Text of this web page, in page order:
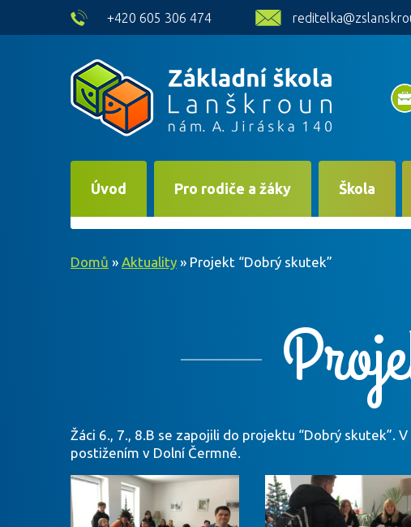
skip to main content
+420 605 306 474
Úvod Pro rodiče a žáky Škola
Domů » Aktuality » Projekt “Dobrý skutek”
Žáci 6., 7., 8.B se zapojili do projektu “Dobrý
postižením v Dolní Čermné.